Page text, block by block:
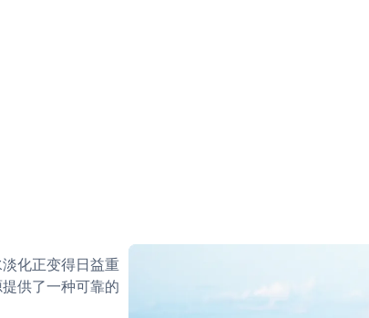
化正变得日益重
供了一种可靠的